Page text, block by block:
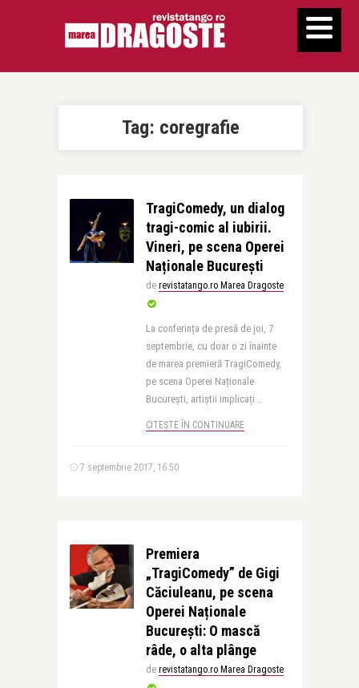
Tag: coregrafie
TragiComedy, un dialog
tragi-comic al iubirii.
Vineri, pe scena Operei
Naționale București
de revistatango.ro Marea Dragoste
La conferința de presă de joi, 7
septembrie, cu doar o zi înainte
de marea premieră TragiComedy,
pe scena Operei Naționale
București, artiștii implicați ..
CITEȘTE ÎN CONTINUARE
7 septembrie 2017, 16:50
Premiera
„TragiComedy” de Gigi
Căciuleanu, pe scena
Operei Naționale
București: O mască
râde, o alta plânge
de revistatango.ro Marea Dragoste